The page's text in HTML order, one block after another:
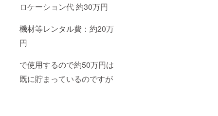
ロケーション代 約30万円
機材等レンタル費：約20万
円
で使用するので約50万円は
既に貯まっているのですが